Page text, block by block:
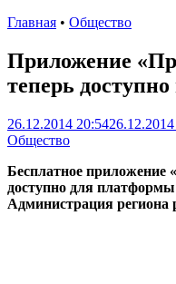
Главная • Общество
Приложение
теперь
26.12.2014 20:54
Общество
Бесплатное приложение
доступно для
Администрация региона